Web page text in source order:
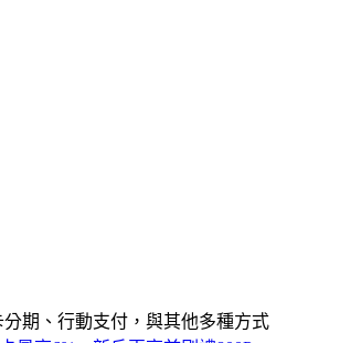
期、行動支付，與其他多種方式